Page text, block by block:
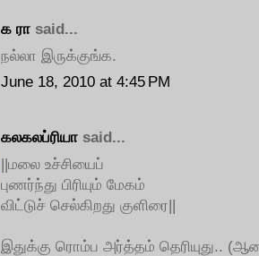
க ரா said...
நல்லா இருக்குங்க.
June 18, 2010 at 4:45 PM
கலகலப்ரியா said...
||மலை உச்சியைப்
புணர்ந்து பிரியும் மேகம்
விட்டுச் செல்கிறது குளிரை||
இதுக்கு ரொம்ப அர்த்தம் தெரியுது..